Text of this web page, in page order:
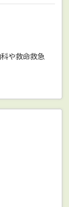
や救命救急